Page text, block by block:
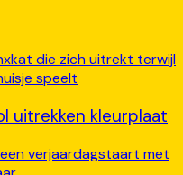
uitrekken kleurplaat